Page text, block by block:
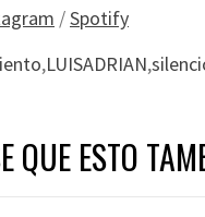
/Spotify
,LUISADRIAN,
QUE ESTO